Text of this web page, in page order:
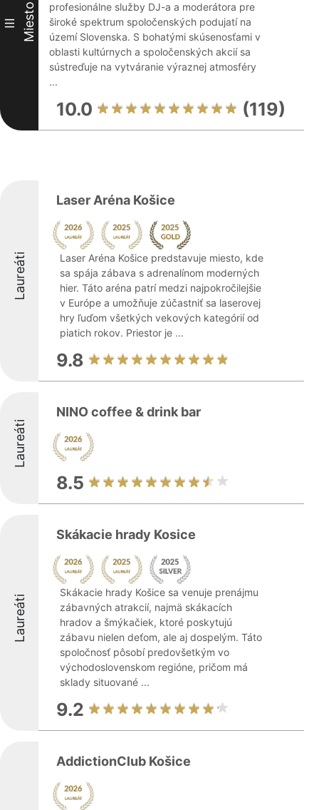
III Miesto
profesionálne služby DJ-a a moderátora pre
široké spektrum spoločenských podujatí na
území Slovenska. S bohatými skúsenosťami v
oblasti kultúrnych a spoločenských akcií sa
sústreďuje na vytváranie výraznej atmosféry
...
10.0 (119)
Laureáti
Laser Aréna Košice
Laser Aréna Košice predstavuje miesto, kde
sa spája zábava s adrenalínom moderných
hier. Táto aréna patrí medzi najpokročilejšie
v Európe a umožňuje zúčastniť sa laserovej
hry ľuďom všetkých vekových kategórií od
piatich rokov. Priestor je ...
9.8
Laureáti
NINO coffee & drink bar
8.5
Laureáti
Skákacie hrady Kosice
Skákacie hrady Košice sa venuje prenájmu
zábavných atrakcií, najmä skákacích
hradov a šmýkačiek, ktoré poskytujú
zábavu nielen deťom, ale aj dospelým. Táto
spoločnosť pôsobí predovšetkým vo
východoslovenskom regióne, pričom má
sklady situované ...
9.2
AddictionClub Košice